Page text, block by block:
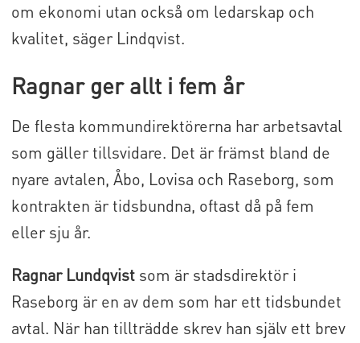
om ekonomi utan också om ledarskap och
kvalitet, säger Lindqvist.
Ragnar ger allt i fem år
De flesta kommundirektörerna har arbetsavtal
som gäller tillsvidare. Det är främst bland de
nyare avtalen, Åbo, Lovisa och Raseborg, som
kontrakten är tidsbundna, oftast då på fem
eller sju år.
Ragnar Lundqvistsom är stadsdirektör i
Raseborg är en av dem som har ett tidsbundet
avtal. När han tillträdde skrev han själv ett brev